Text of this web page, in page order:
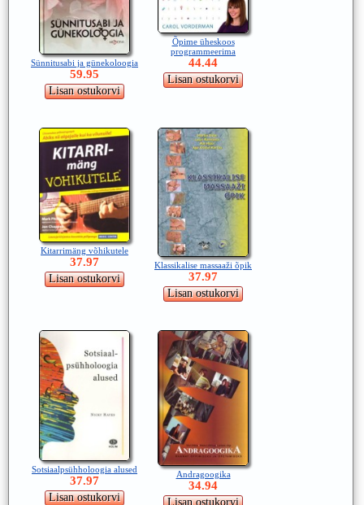
Sünnitusabi ja günekoloogia
59.95
Õpime üheskoos
programmeerima
44.44
Kitarrimäng võhikutele
37.97 Klassikalise massaaži õpik
37.97
Sotsiaalpsühholoogia alused
37.97
Andragoogika
34.94